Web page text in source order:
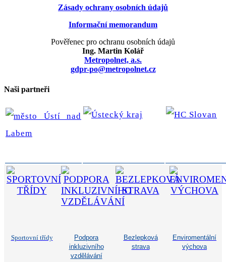
Zásady ochrany osobních údajů
Informační memorandum
Pověřenec pro ochranu osobních údajů
Ing. Martin Kolář
Metropolnet, a.s.
gdpr-po@metropolnet.cz
Naši partneři
Sportovní třídy
Podpora
inkluzivního
vzdělávání
Bezlepková
strava
Enviromentální
výchova